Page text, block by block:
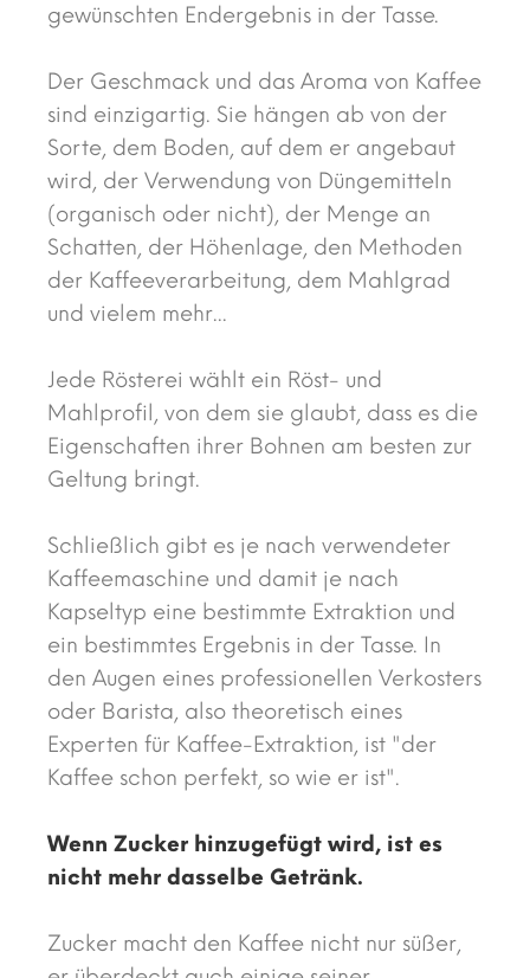
gewünschten Endergebnis in der Tasse.
Der Geschmack und das Aroma von Kaffee
sind einzigartig. Sie hängen ab von der
Sorte, dem Boden, auf dem er angebaut
wird, der Verwendung von Düngemitteln
(organisch oder nicht), der Menge an
Schatten, der Höhenlage, den Methoden
der Kaffeeverarbeitung, dem Mahlgrad
und vielem mehr...
Jede Rösterei wählt ein Röst- und
Mahlprofil, von dem sie glaubt, dass es die
Eigenschaften ihrer Bohnen am besten zur
Geltung bringt.
Schließlich gibt es je nach verwendeter
Kaffeemaschine und damit je nach
Kapseltyp eine bestimmte Extraktion und
ein bestimmtes Ergebnis in der Tasse. In
den Augen eines professionellen Verkosters
oder Barista, also theoretisch eines
Experten für Kaffee-Extraktion, ist "der
Kaffee schon perfekt, so wie er ist".
Wenn Zucker hinzugefügt wird, ist es
nicht mehr dasselbe Getränk.
Zucker macht den Kaffee nicht nur süßer,